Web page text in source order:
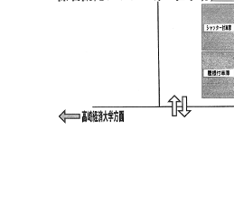
車庫証明
発行